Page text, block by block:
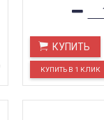
КУПИТЬ